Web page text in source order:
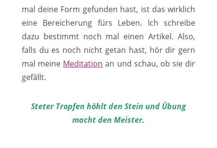
mal deine Form gefunden hast, ist das wirklich
eine Bereicherung fürs Leben. Ich schreibe
dazu bestimmt noch mal einen Artikel. Also,
falls du es noch nicht getan hast, hör dir gern
mal meine Meditation an und schau, ob sie dir
gefällt.
Steter Tropfen höhlt den Stein und Übung
macht den Meister.